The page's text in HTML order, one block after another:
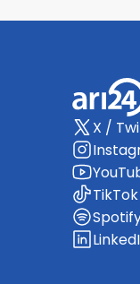
X /
TikTok